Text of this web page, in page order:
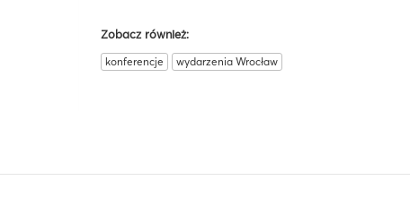
Zobacz również:
konferencje wydarzenia Wrocław